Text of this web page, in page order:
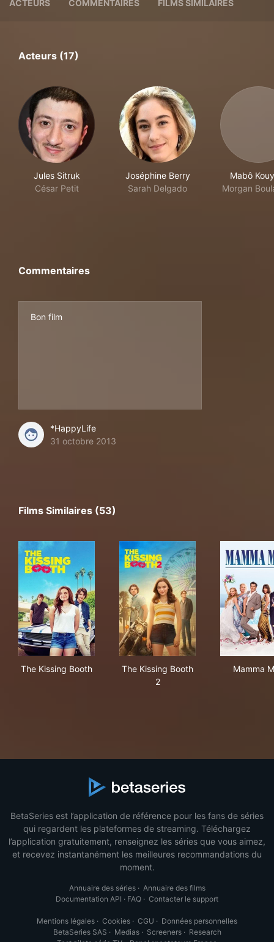
ACTEURS COMMENTAIRES FILMS SIMILAIRES
Acteurs (17)
Jules Sitruk
César Petit
Joséphine Berry
Sarah Delgado
Mabô
Morgan
Commentaires
Bon film
*HappyLife
31 octobre 2013
Films Similaires (53)
The Kissing Booth
The Kissing Booth
2
Mamma
BetaSeries est l’application de référence pour les fans de séries
qui regardent les plateformes de streaming. Téléchargez
l’application gratuitement, renseignez les séries que vous aimez,
et recevez instantanément les meilleures recommandations du
moment.
Annuaire des séries· Annuaire des films
Documentation API · FAQ · Contacter le support
Mentions légales · Cookies · CGU · Données personnelles
BetaSeries SAS · Medias· Screeners· Research